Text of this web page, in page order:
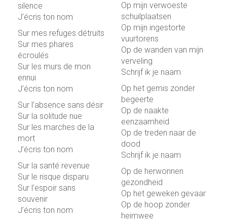
silence
J’écris ton nom
Sur mes refuges détruits
Sur mes phares
écroulés
Sur les murs de mon
ennui
J’écris ton nom
Sur l’absence sans désir
Sur la solitude nue
Sur les marches de la
mort
J’écris ton nom
Sur la santé revenue
Sur le risque disparu
Sur l’espoir sans
souvenir
J’écris ton nom
Op mijn verwoeste
schuilplaatsen
Op mijn ingestorte
vuurtorens
Op de wanden van mijn
verveling
Schrijf ik je naam
Op het gemis zonder
begeerte
Op de naakte
eenzaamheid
Op de treden naar de
dood
Schrijf ik je naam
Op de herwonnen
gezondheid
Op het geweken gevaar
Op de hoop zonder
heimwee